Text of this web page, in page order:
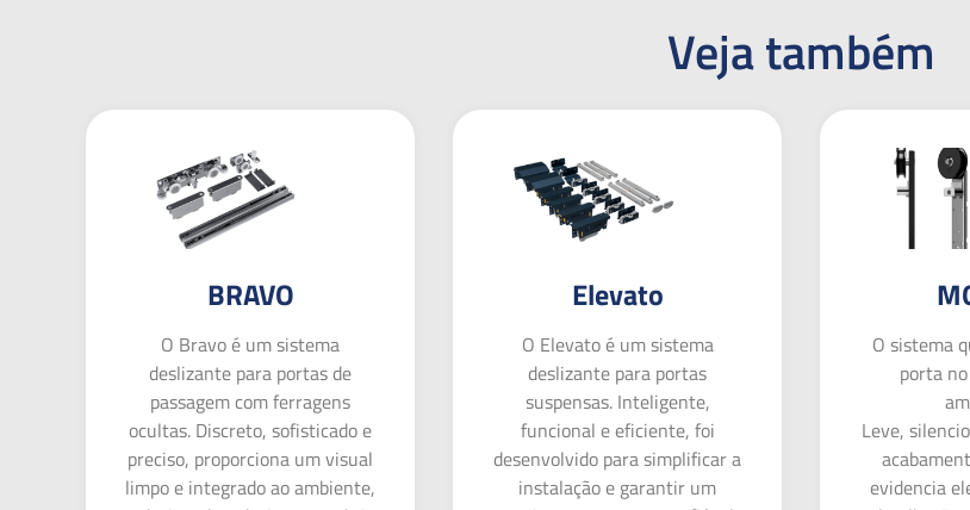
Veja também
BRAVO
O Bravo é um sistema
deslizante para portas de
passagem com ferragens
ocultas. Discreto, sofisticado e
preciso, proporciona um visual
limpo e integrado ao ambiente,
Elevato
O Elevato é um sistema
deslizante para portas
suspensas. Inteligente,
funcional e eficiente, foi
desenvolvido para simplificar a
instalação e garantir um
O sistema
porta
Leve,
evidencia